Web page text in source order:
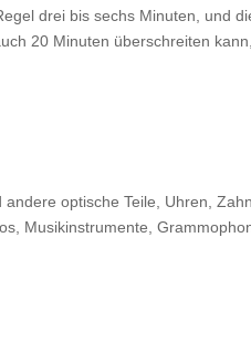
drei bis sechs Minuten, und
20 Minuten überschreiten
optische Teile, Uhren,
Musikinstrumente,